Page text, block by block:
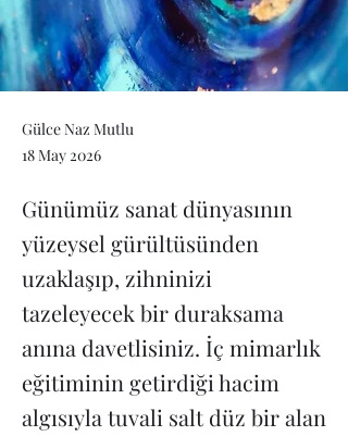
Gülce Naz Mutlu
18 May 2026
Günümüz sanat dünyasının
yüzeysel gürültüsünden
uzaklaşıp, zihninizi
tazeleyecek bir duraksama
anına davetlisiniz. İç mimarlık
eğitiminin getirdiği hacim
algısıyla tuvali salt düz bir alan